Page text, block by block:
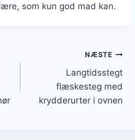
som kun god mad kan.
NÆSTE
Langtidsstegt
flæskesteg med
krydderurter i ovnen